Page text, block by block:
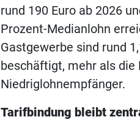
rund 190 Euro ab 2026
Prozent-Medianlohn
Gastgewerbe sind rund
beschäftigt, mehr als
Niedriglohnempfänger.
Tarifbindung bleibt